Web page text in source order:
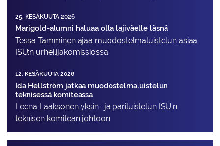
25. KESÄKUUTA 2026
Marigold-alumni haluaa olla lajiväelle läsnä
Tessa Tamminen ajaa muodostelma­luistelun asiaa
ISU:n urheilija­komissiossa
12. KESÄKUUTA 2026
Ida Hellström jatkaa muodostelmaluistelun
teknisessä komiteassa
Leena Laaksonen yksin- ja pariluistelun ISU:n
teknisen komitean johtoon